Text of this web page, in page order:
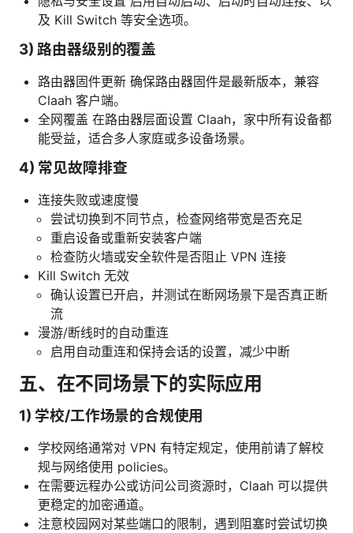
及 Kill Switch 等安全选项。
3) 路由器级别的覆盖
路由器固件更新 确保路由器固件是最新版本，兼容
Claah 客户端。
全网覆盖 在路由器层面设置 Claah，家中所有设备都
能受益，适合多人家庭或多设备场景。
4) 常见故障排查
连接失败或速度慢
尝试切换到不同节点，检查网络带宽是否充足
重启设备或重新安装客户端
检查防火墙或安全软件是否阻止 VPN 连接
Kill Switch 无效
确认设置已开启，并测试在断网场景下是否真正断
流
漫游/断线时的自动重连
启用自动重连和保持会话的设置，减少中断
五、在不同场景下的实际应用
1) 学校/工作场景的合规使用
学校网络通常对 VPN 有特定规定，使用前请了解校
规与网络使用 policies。
在需要远程办公或访问公司资源时，Claah 可以提供
更稳定的加密通道。
注意校园网对某些端口的限制，遇到阻塞时尝试切换